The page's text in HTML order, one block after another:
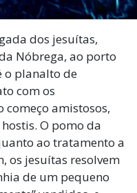
dos jesuítas,
Nóbrega, ao porto
o planalto de
com os
começo amistosos,
O pomo da
ao tratamento a
os jesuítas resolvem
de um pequeno